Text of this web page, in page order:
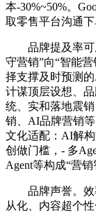
本-30%~50%。
取零售平台沟通下
品牌提及率可从
守营销”向“智能
择支撑及时预测
计谋顶层设想、
统、实和落地震
销、AI品牌营销
文化适配：AI解
创做门槛，- 多
Agent等构成“营销
品牌声誉。效
从化、内容超个